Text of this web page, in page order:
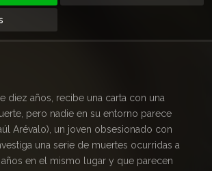
diez años, recibe una carta con una
pero nadie en su entorno parece
Arévalo), un joven obsesionado con
una serie de muertes ocurridas a
en el mismo lugar y que parecen